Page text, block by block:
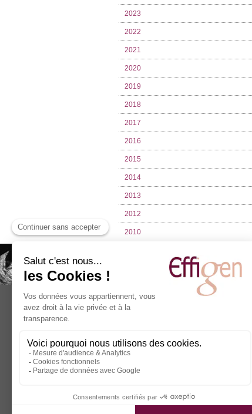
2023
2022
2021
2020
2019
2018
2017
2016
2015
2014
2013
2012
2010
Effigen - Cabinet de
Accueil
Publications & Interventions
Actualités